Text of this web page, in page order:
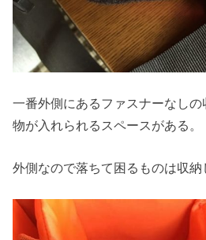
一番外側にあるファスナーなし
物が入れられるスペースがある。
外側なので落ちて困るものは収納